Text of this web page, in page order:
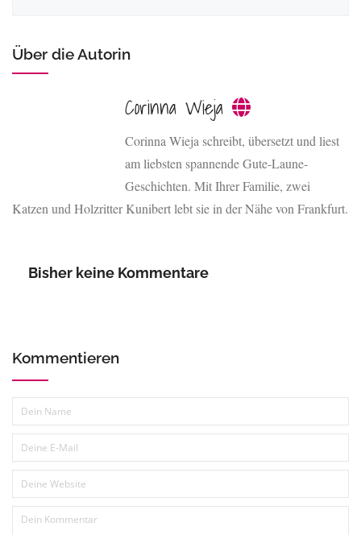
Über die Autorin
Corinna Wieja
Corinna Wieja schreibt, übersetzt und liest
am liebsten spannende Gute-Laune-
Geschichten. Mit Ihrer Familie, zwei
Katzen und Holzritter Kunibert lebt sie in der Nähe von Frankfurt.
Bisher keine Kommentare
Kommentieren